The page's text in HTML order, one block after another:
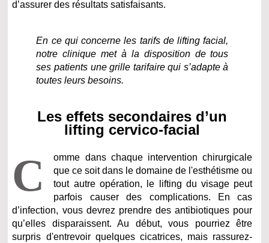
d’assurer des résultats satisfaisants.
En ce qui concerne les tarifs de lifting facial,
notre clinique met à la disposition de tous
ses patients une grille tarifaire qui s’adapte à
toutes leurs besoins.
Les effets secondaires d’un
lifting cervico-facial
C
omme dans chaque intervention chirurgicale
que ce soit dans le domaine de l'esthétisme ou
tout autre opération, le lifting du visage peut
parfois causer des complications. En cas
d’infection, vous devrez prendre des antibiotiques pour
qu’elles disparaissent. Au début, vous pourriez être
surpris d'entrevoir quelques cicatrices, mais rassurez-